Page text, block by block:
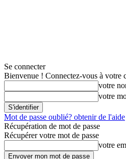
Se connecter
Bienvenue ! Connectez-vous à votre
votre
votre
Mot de passe oublié? obtenir de l'aide
Récupération de mot de passe
Récupérer votre mot de passe
votre